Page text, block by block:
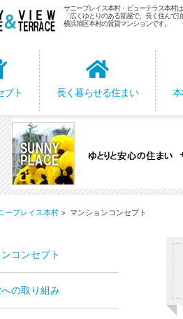
サニープレイス本村・ビューテラス本村は
「広くゆとりのある部屋で、長く住んで
横浜旭区本村の賃貸マンションです。
プト 長く暮らせる住まい
ープレイス本村 > マンションコンセプト
コンセプト
の取り組み